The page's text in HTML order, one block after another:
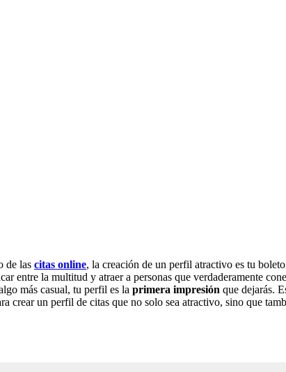
de las citas online, la creación de un perfil atractivo es tu
entre la multitud y atraer a personas que verdaderamente
más casual, tu perfil es la primera impresión que dejarás.
crear un perfil de citas que no solo sea atractivo, sino que